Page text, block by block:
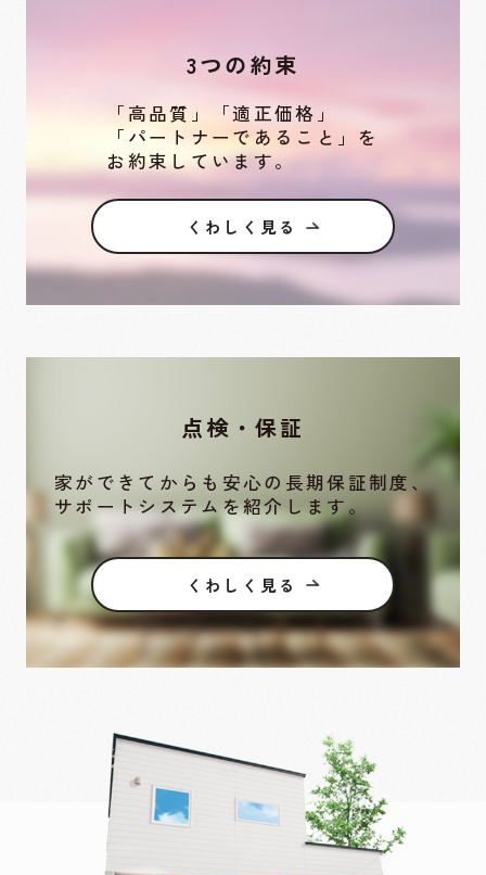
3つの約束
「高品質」「適正価格」
「パートナーであること」を
お約束しています。
くわしく見る
点検・保証
家ができてからも安心の長期保証制度、
サポートシステムを紹介します。
くわしく見る